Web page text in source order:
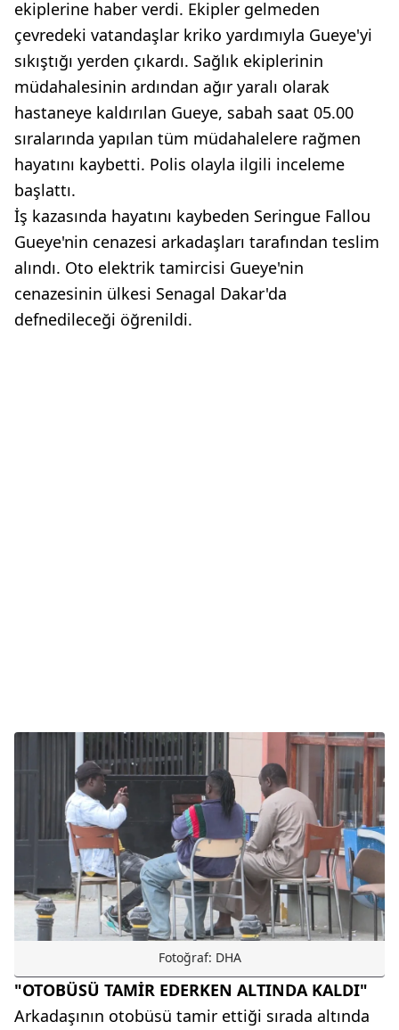
ekiplerine haber verdi. Ekipler gelmeden
çevredeki vatandaşlar kriko yardımıyla Gueye'yi
sıkıştığı yerden çıkardı. Sağlık ekiplerinin
müdahalesinin ardından ağır yaralı olarak
hastaneye kaldırılan Gueye, sabah saat 05.00
sıralarında yapılan tüm müdahalelere rağmen
hayatını kaybetti. Polis olayla ilgili inceleme
başlattı.
İş kazasında hayatını kaybeden Seringue Fallou
Gueye'nin cenazesi arkadaşları tarafından teslim
alındı. Oto elektrik tamircisi Gueye'nin
cenazesinin ülkesi Senagal Dakar'da
defnedileceği öğrenildi.
Fotoğraf: DHA
"OTOBÜSÜ TAMİR EDERKEN ALTINDA KALDI"
Arkadaşının otobüsü tamir ettiği sırada altında